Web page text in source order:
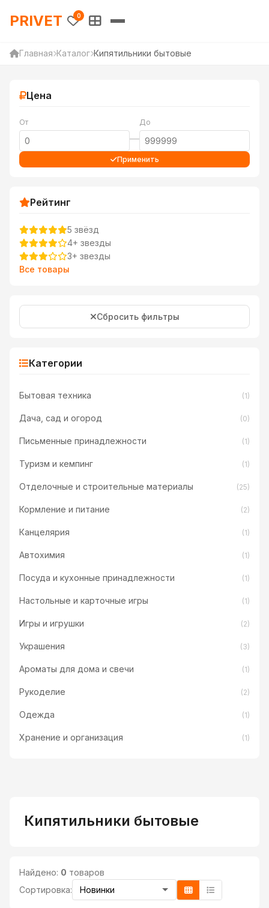
PRIVET — Каталог товаров
PRIVET 0
Главная Каталог Кипятильники бытовые
Цена
От
—
До
Применить
Рейтинг
5 звёзд
4+ звезды
3+ звезды
Все товары
Сбросить фильтры
Категории
Бытовая техника (1)
Дача, сад и огород (0)
Письменные принадлежности (1)
Туризм и кемпинг (1)
Отделочные и строительные материалы (25)
Кормление и питание (2)
Канцелярия (1)
Автохимия (1)
Посуда и кухонные принадлежности (1)
Настольные и карточные игры (1)
Игры и игрушки (2)
Украшения (3)
Ароматы для дома и свечи (1)
Рукоделие (2)
Одежда (1)
Хранение и организация (1)
Кипятильники бытовые
Найдено: 0 товаров
Сортировка: